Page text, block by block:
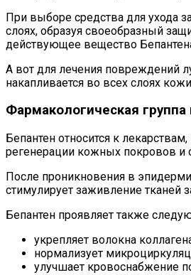
При выборе средства для ухода
слоях, образуя своеобразный
действующее вещество
А вот для лечения повреждений
накапливается во всех слоях
Фармакологическая группа
Бепантен относится к
регенерации кожных покровов и
После проникновения в
стимулирует заживление тканей
Бепантен проявляет также
укрепляет волокна
нормализует
улучшает кровоснабжение